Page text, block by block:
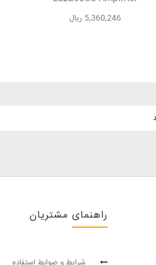
5,360,246 ریال
راهنمای مشتریان